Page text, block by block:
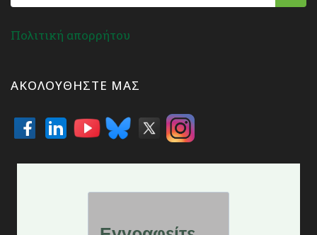
Πολιτική απορρήτου
ΑΚΟΛΟΥΘΉΣΤΕ ΜΑΣ